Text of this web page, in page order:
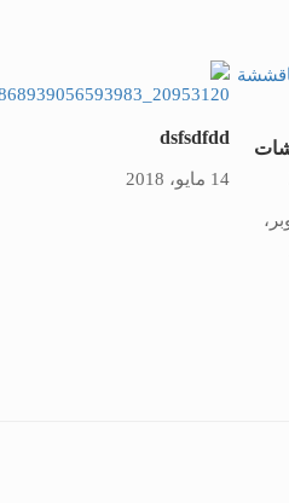
dsfsdfdd
14 مايو، 2018